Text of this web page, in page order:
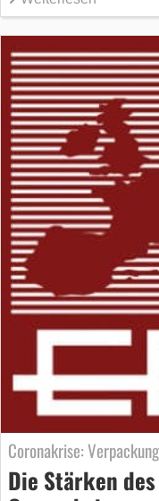
Coronakrise:
Die Stärken